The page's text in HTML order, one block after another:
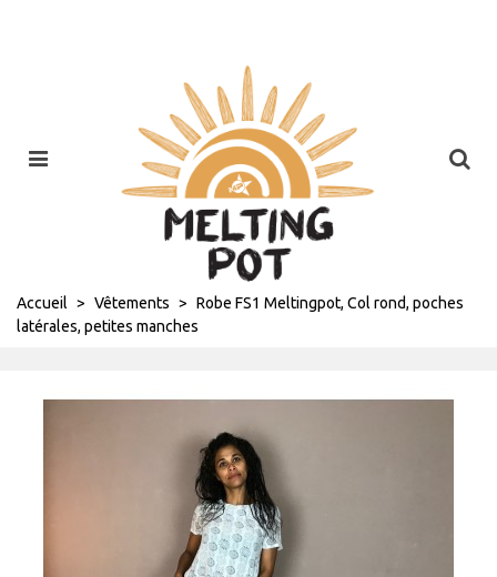
Accueil > Vêtements > Robe FS1 Meltingpot, Col rond, poches
latérales, petites manches